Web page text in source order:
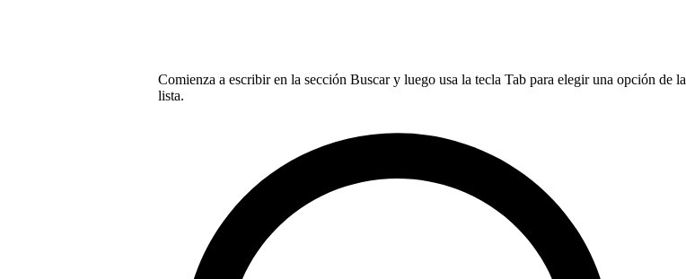
Comienza a escribir en la sección Buscar y luego usa la tecla Tab para elegir una opción de la
lista.